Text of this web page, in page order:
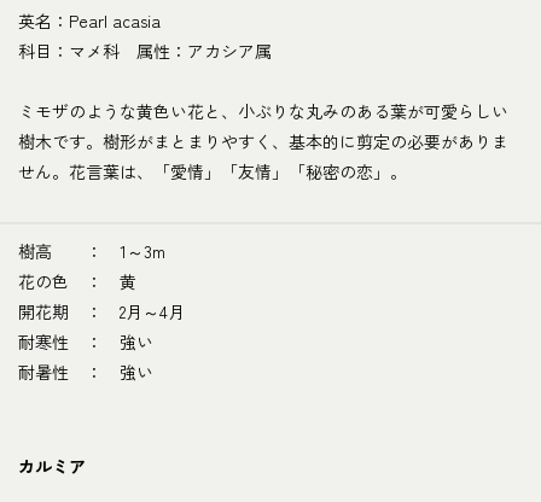
英名：Pearl acasia
科目：マメ科 属性：アカシア属
ミモザのような黄色い花と、小ぶりな丸みのある葉が可愛らしい
樹木です。樹形がまとまりやすく、基本的に剪定の必要がありま
せん。花言葉は、「愛情」「友情」「秘密の恋」。
樹高 ： 1～3m
花の色 ： 黄
開花期 ： 2月～4月
耐寒性 ： 強い
耐暑性 ： 強い
カルミア